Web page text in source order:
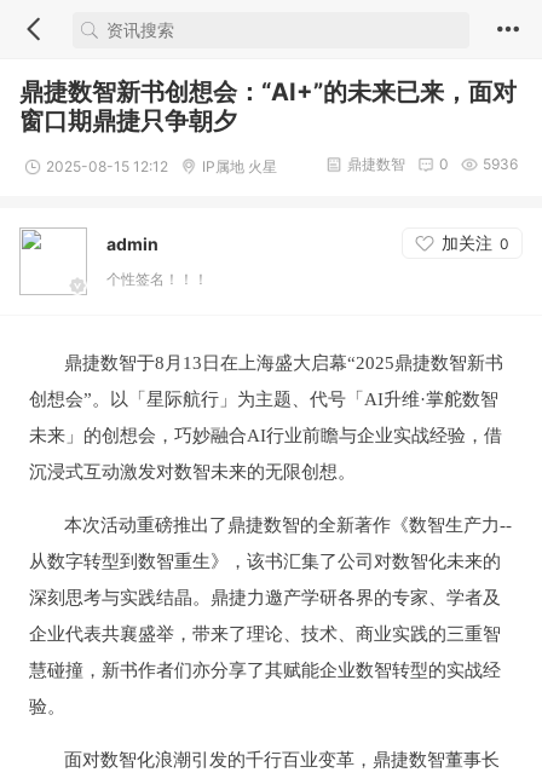
鼎捷数智新书创想会：“AI+”的未来已来，面对
窗口期鼎捷只争朝夕
2025-08-15 12:12 IP属地 火星 5936
0
鼎捷数智
admin 加关注 0
个性签名！！！
鼎捷数智于8月13日在上海盛大启幕“2025鼎捷数智新书
创想会”。以「星际航行」为主题、代号「AI升维·掌舵数智
未来」的创想会，巧妙融合AI行业前瞻与企业实战经验，借
沉浸式互动激发对数智未来的无限创想。
本次活动重磅推出了鼎捷数智的全新著作《数智生产力--
从数字转型到数智重生》，该书汇集了公司对数智化未来的
深刻思考与实践结晶。鼎捷力邀产学研各界的专家、学者及
企业代表共襄盛举，带来了理论、技术、商业实践的三重智
慧碰撞，新书作者们亦分享了其赋能企业数智转型的实战经
验。
面对数智化浪潮引发的千行百业变革，鼎捷数智董事长